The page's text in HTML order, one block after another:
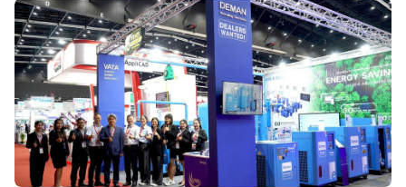
ภายใน 24 ชั่วโมง 📍 ให้เราช่วยออกแบบระบบลมอัด
ที่ คุ้มค่า ประหยัดพลังงาน และเหมาะสมกับหน้างาน
ของคุณที่สุด 📲 ติดต่อขอคำปรึกษาฟรี! 📞 โทร:
064-302-0645 📩 LINE: @VATA |
www.vataaircompressor.com
#VATAaircompressor #ปั๊มลมสกรู #ระบบลมอัด
#ดูแลครบวงจร #ประหยัดพลังงาน #โรงงาน
อุตสาหกรรม #มืออาชีพเรื่องลมอัด